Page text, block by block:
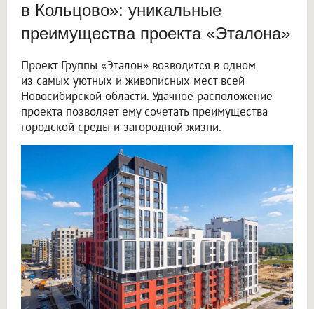
в Кольцово»: уникальные
преимущества проекта «Эталона»
Проект Группы «Эталон» возводится в одном
из самых уютных и живописных мест всей
Новосибирской области. Удачное расположение
проекта позволяет ему сочетать преимущества
городской среды и загородной жизни.